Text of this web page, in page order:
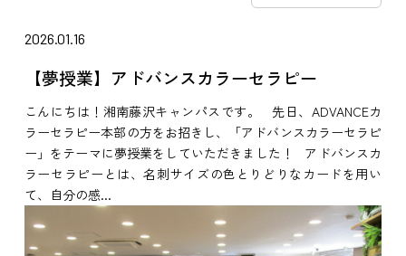
2026.01.16
【夢授業】アドバンスカラーセラピー
こんにちは！湘南藤沢キャンパスです。 先日、ADVANCEカ
ラーセラピー本部の方をお招きし、「アドバンスカラーセラピ
ー」をテーマに夢授業をしていただきました！ アドバンスカ
ラーセラピーとは、名刺サイズの色とりどりなカードを用い
て、自分の感...